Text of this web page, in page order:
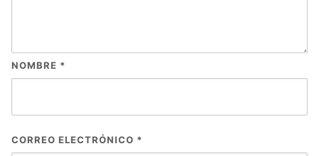
NOMBRE *
CORREO ELECTRÓNICO *